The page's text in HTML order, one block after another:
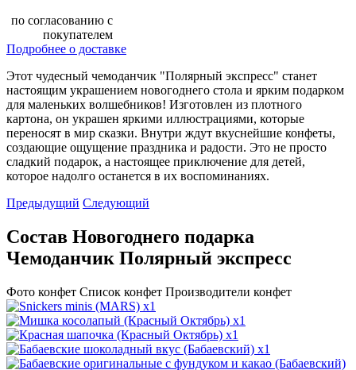
по согласованию с
покупателем
Подробнее о доставке
Этот чудесный чемоданчик "Полярный экспресс" станет
настоящим украшением новогоднего стола и ярким подарком
для маленьких волшебников! Изготовлен из плотного
картона, он украшен яркими иллюстрациями, которые
переносят в мир сказки. Внутри ждут вкуснейшие конфеты,
создающие ощущение праздника и радости. Это не просто
сладкий подарок, а настоящее приключение для детей,
которое надолго останется в их воспоминаниях.
Предыдущий Следующий
Состав Новогоднего подарка
Чемоданчик Полярный экспресс
Фото конфет Список конфет Производители конфет
x1
x1
x1
x1